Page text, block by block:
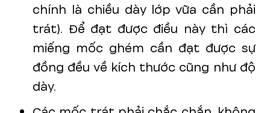
chính là chiều dày lớp vữa cần phải
trát). Để đạt được điều này thì các
miếng mốc ghém cần đạt được sự
đồng đều về kích thước cũng như độ
dày.